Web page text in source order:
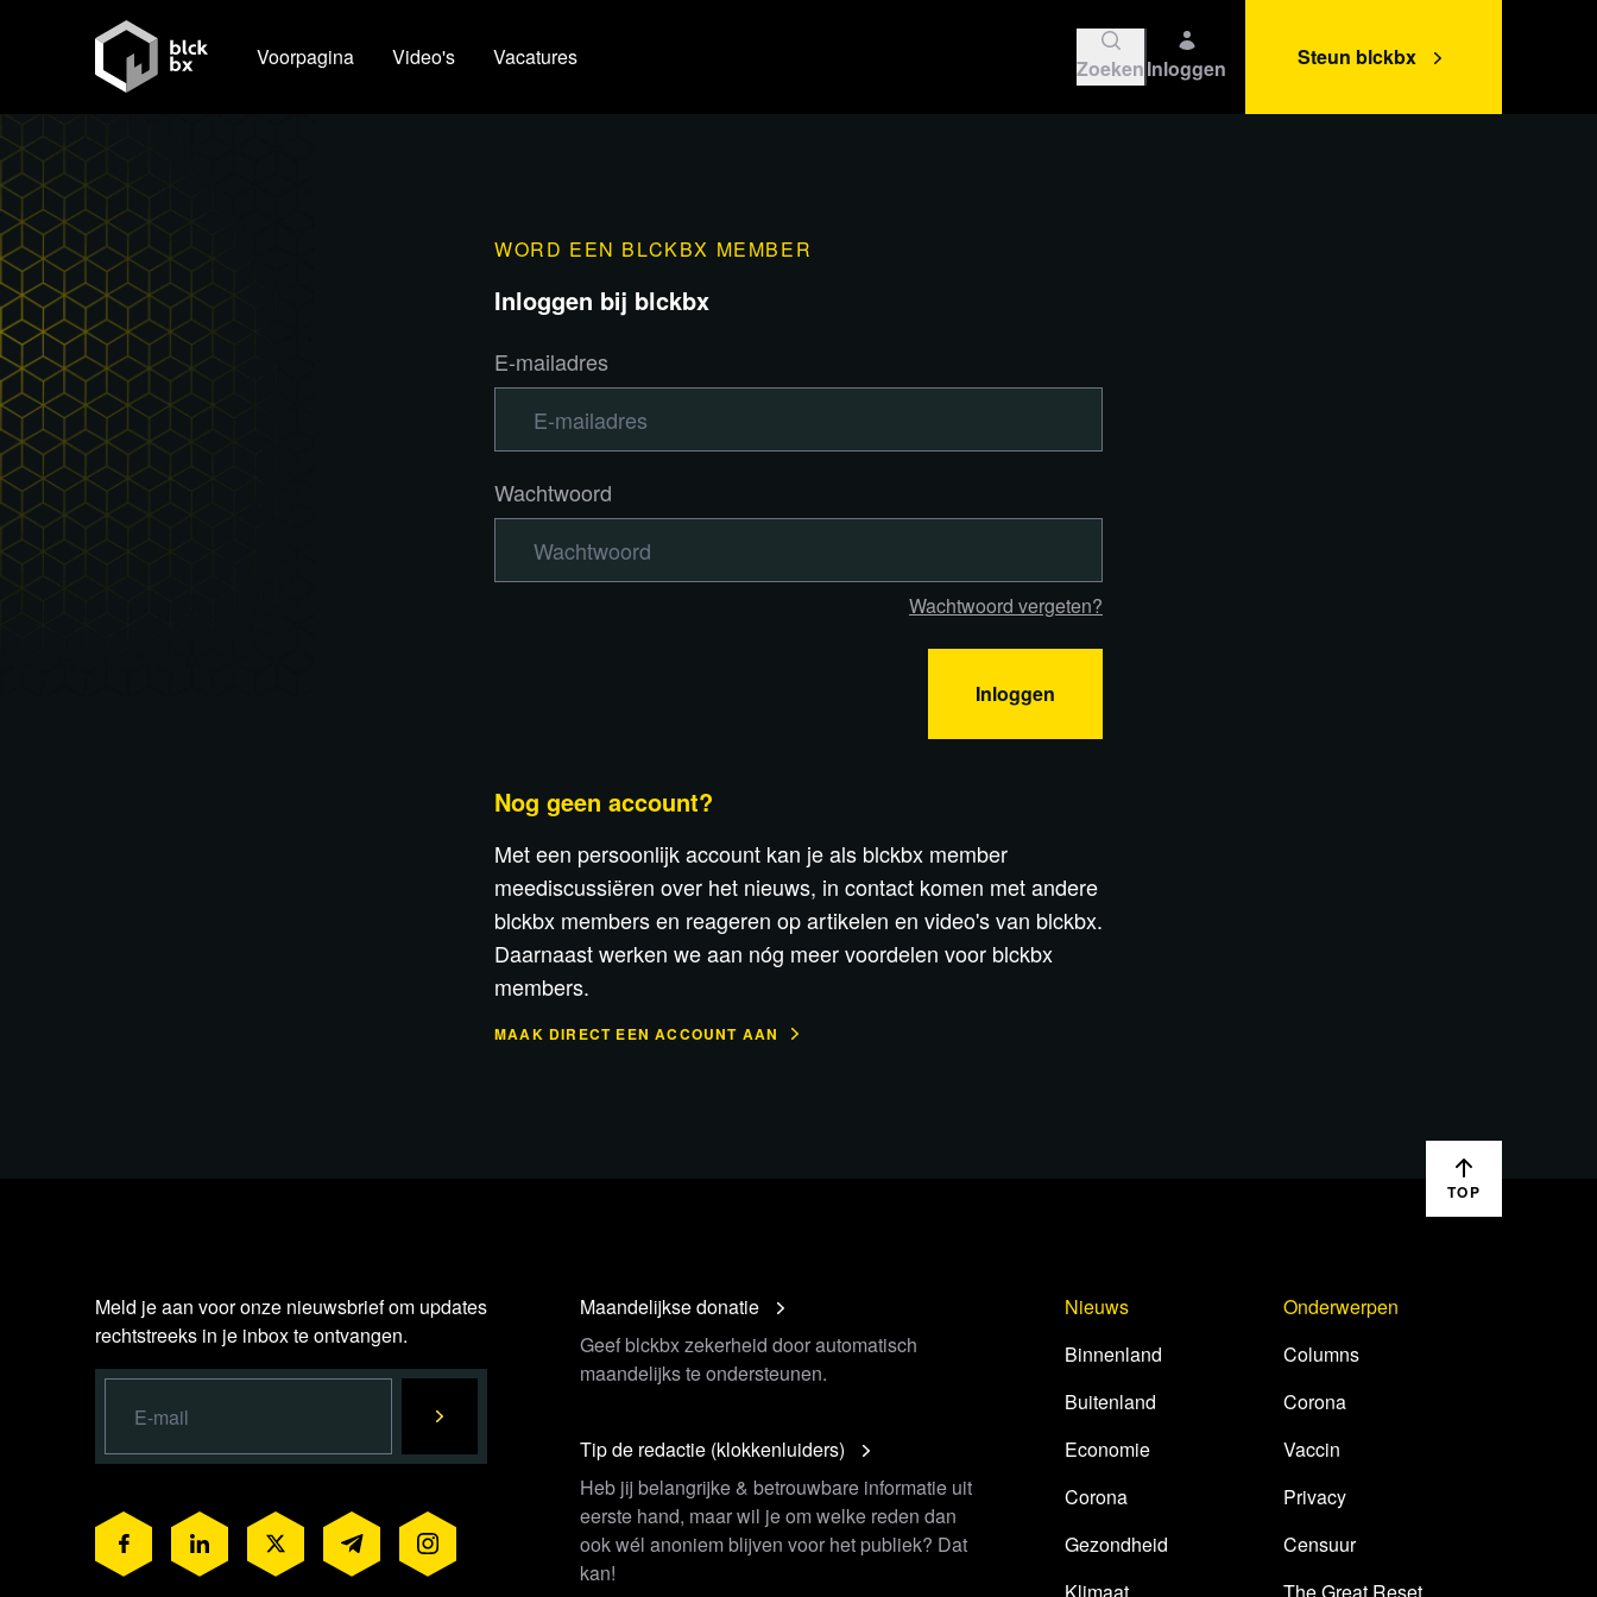
Voorpagina Video's Vacatures ZoekenInloggen Steun blckbx
WORD EEN BLCKBX MEMBER
Inloggen bij blckbx
E-mailadres
Wachtwoord
Wachtwoord vergeten?
Inloggen
Nog geen account?
Met een persoonlijk account kan je als blckbx member
meediscussiëren over het nieuws, in contact komen met andere
blckbx members en reageren op artikelen en video's van blckbx.
Daarnaast werken we aan nóg meer voordelen voor blckbx
members.
MAAK DIRECT EEN ACCOUNT AAN
TOP
Meld je aan voor onze nieuwsbrief om updates
rechtstreeks in je inbox te ontvangen.
Maandelijkse donatie
Geef blckbx zekerheid door automatisch
maandelijks te ondersteunen.
Tip de redactie (klokkenluiders)
Heb jij belangrijke & betrouwbare informatie uit
eerste hand, maar wil je om welke reden dan
ook wél anoniem blijven voor het publiek? Dat
kan!
Nieuws
Binnenland
Buitenland
Economie
Corona
Gezondheid
Onderwerpen
Columns
Corona
Vaccin
Privacy
Censuur